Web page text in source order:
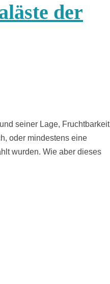
der
seiner Lage, Fruchtbarkeit
oder mindestens eine
wurden. Wie aber dieses